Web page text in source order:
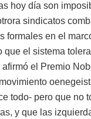
hoy día son
sindicatos
formales en el
que el sistema
afirmó el Premio
todo- pero que no
y que las